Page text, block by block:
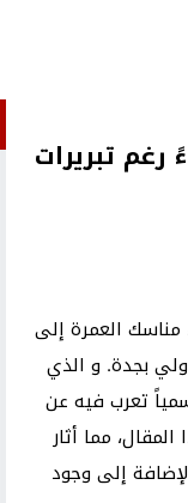
رغم تبريرات
العمرة إلى
بجدة. و الذي
بلاغاً رسمياً تعرب فيه عن
مما أثار
إلى وجود